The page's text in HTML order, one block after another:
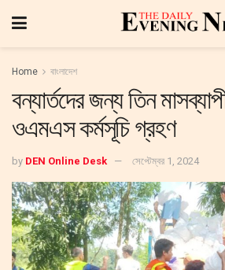
Home বাংলাদেশ
বন্যার্তদের জন্য তিন
ওএমএস কর্মসূচি গ্রহণ
by DEN Online Desk সেপ্টেম্বর 1, 2024